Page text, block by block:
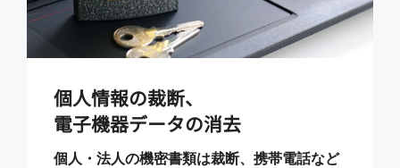
個人情報の裁断、
電子機器データの消去
個人・法人の機密書類は裁断、携帯電話など